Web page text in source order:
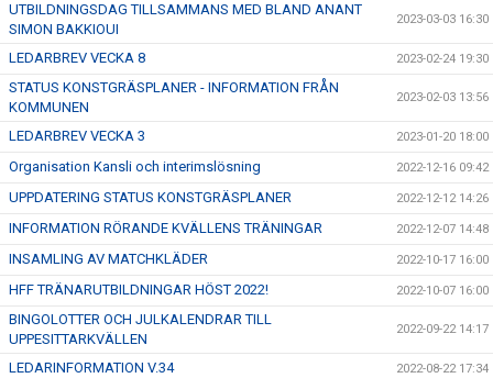
UTBILDNINGSDAG TILLSAMMANS MED BLAND ANANT
SIMON BAKKIOUI
2023-03-03 16:30
LEDARBREV VECKA 8 2023-02-24 19:30
STATUS KONSTGRÄSPLANER - INFORMATION FRÅN
KOMMUNEN
2023-02-03 13:56
LEDARBREV VECKA 3 2023-01-20 18:00
Organisation Kansli och interimslösning 2022-12-16 09:42
UPPDATERING STATUS KONSTGRÄSPLANER 2022-12-12 14:26
INFORMATION RÖRANDE KVÄLLENS TRÄNINGAR 2022-12-07 14:48
INSAMLING AV MATCHKLÄDER 2022-10-17 16:00
HFF TRÄNARUTBILDNINGAR HÖST 2022! 2022-10-07 16:00
BINGOLOTTER OCH JULKALENDRAR TILL
UPPESITTARKVÄLLEN
2022-09-22 14:17
LEDARINFORMATION V.34 2022-08-22 17:34